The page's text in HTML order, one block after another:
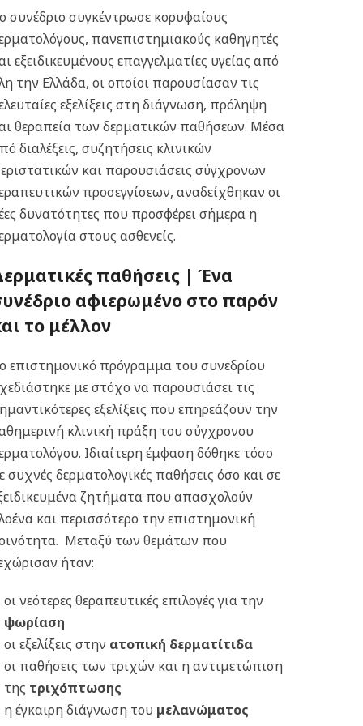
συνέδριο συγκέντρωσε κορυφαίους
πανεπιστημιακούς καθηγητές
εξειδικευμένους επαγγελματίες υγείας από
την Ελλάδα, οι οποίοι παρουσίασαν τις
εξελίξεις στη διάγνωση, πρόληψη
θεραπεία των δερματικών παθήσεων. Μέσα
διαλέξεις, συζητήσεις κλινικών
και παρουσιάσεις σύγχρονων
προσεγγίσεων, αναδείχθηκαν οι
δυνατότητες που προσφέρει σήμερα η
στους ασθενείς.
παθήσεις |Ένα
αφιερωμένο στο παρόν
το μέλλον
επιστημονικό πρόγραμμα του συνεδρίου
με στόχο να παρουσιάσει τις
εξελίξεις που επηρεάζουν την
κλινική πράξη του σύγχρονου
Ιδιαίτερη έμφαση δόθηκε τόσο
συχνές δερματολογικές παθήσεις όσο και σε
ζητήματα που απασχολούν
και περισσότερο την επιστημονική
Μεταξύ των θεμάτων που
ήταν:
οι νεότερες θεραπευτικές επιλογές για την
ψωρίαση
οι εξελίξεις στην ατοπική δερματίτιδα
οι παθήσεις των τριχών και η αντιμετώπιση
της τριχόπτωσης
η έγκαιρη διάγνωση του μελανώματος